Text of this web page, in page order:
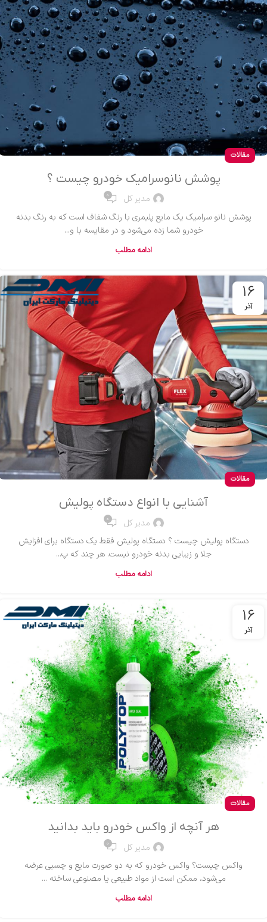
مقالات
پوشش نانوسرامیک خودرو چیست ؟
مدیر کل 0
پوشش نانو سرامیک یک مایع پلیمری با رنگ شفاف است که به رنگ بدنه
خودرو شما زده می‌شود و در مقایسه با و...
ادامه مطلب
16
آذر
مقالات
آشنایی با انواع دستگاه پولیش
مدیر کل 0
دستگاه پولیش چیست ؟ دستگاه پولیش فقط یک دستگاه برای افزایش
جلا و زیبایی بدنه خودرو نیست. هر چند که پ...
ادامه مطلب
16
آذر
مقالات
هر آنچه از واکس خودرو باید بدانید
مدیر کل 0
واکس چیست؟ واکس خودرو که به دو صورت مایع و چسبی عرضه
می‌شود، ممکن است از مواد طبیعی یا مصنوعی ساخته ...
ادامه مطلب